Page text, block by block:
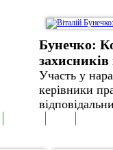
Бунечко:
захисників
Участь у
керівники